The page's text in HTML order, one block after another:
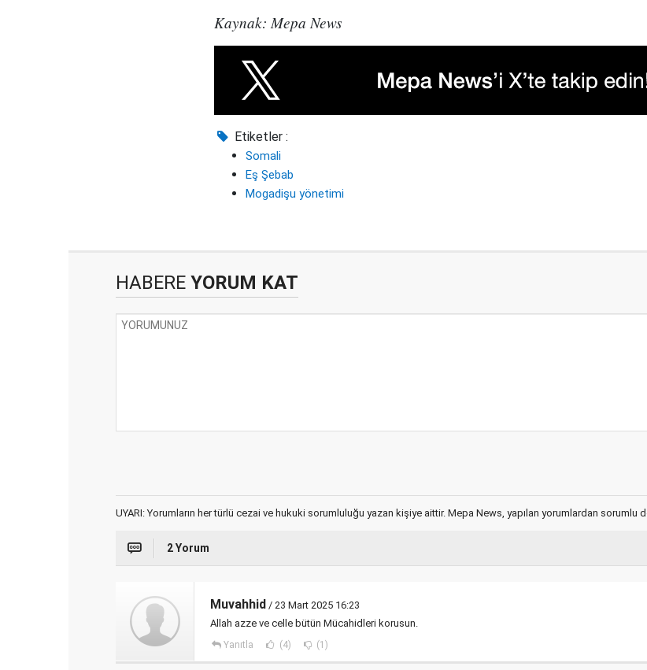
Kaynak: Mepa News
Etiketler :
Somali
Eş Şebab
Mogadişu yönetimi
HABERE YORUM KAT
UYARI: Yorumların her türlü cezai ve hukuki sorumluluğu yazan kişiye aittir. Mepa News, yapılan yorumlardan sorumlu
2 Yorum
Muvahhid / 23 Mart 2025 16:23
Allah azze ve celle bütün Mücahidleri korusun.
Yanıtla (4) (1)